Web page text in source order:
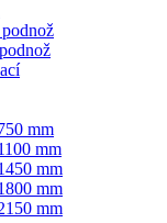
mm
mm
mm
mm
mm